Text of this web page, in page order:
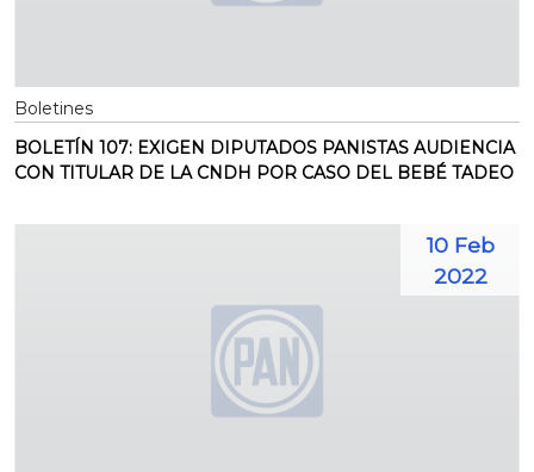
Boletines
BOLETÍN 107: EXIGEN DIPUTADOS PANISTAS AUDIENCIA
CON TITULAR DE LA CNDH POR CASO DEL BEBÉ TADEO
10 Feb
2022